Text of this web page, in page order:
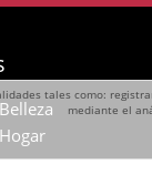
Belleza
Hogar
tales como:
mediante el